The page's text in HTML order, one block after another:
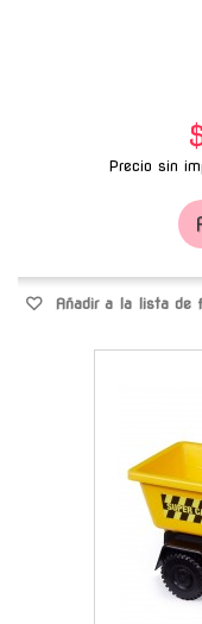
Precio sin
Añadir a la lista de